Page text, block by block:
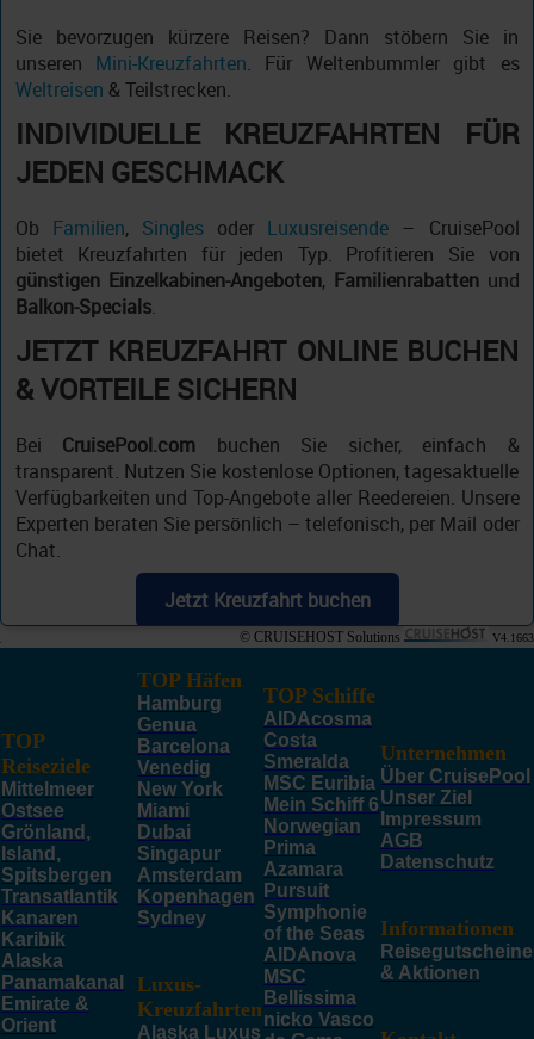
Sie bevorzugen kürzere Reisen? Dann stöbern Sie in
unseren Mini-Kreuzfahrten. Für Weltenbummler gibt es
Weltreisen & Teilstrecken.
INDIVIDUELLE KREUZFAHRTEN FÜR
JEDEN GESCHMACK
Ob Familien, Singlesoder Luxusreisende – CruisePool
bietet Kreuzfahrten für jeden Typ. Profitieren Sie von
günstigen Einzelkabinen-Angeboten, Familienrabattenund
Balkon-Specials.
JETZT KREUZFAHRT ONLINE BUCHEN
& VORTEILE SICHERN
Bei CruisePool.com buchen Sie sicher, einfach &
transparent. Nutzen Sie kostenlose Optionen, tagesaktuelle
Verfügbarkeiten und Top-Angebote aller Reedereien. Unsere
Experten beraten Sie persönlich – telefonisch, per Mail oder
Chat.
Jetzt Kreuzfahrt buchen
© CRUISEHOST Solutions V4.1663
TOP
Reiseziele
Mittelmeer
Ostsee
Grönland,
Island,
Spitsbergen
Transatlantik
Kanaren
Karibik
Alaska
Panamakanal
Emirate &
Orient
TOP Häfen
Hamburg
Genua
Barcelona
Venedig
New York
Miami
Dubai
Singapur
Amsterdam
Kopenhagen
Sydney
Luxus-
Kreuzfahrten
Alaska Luxus
TOP Schiffe
AIDAcosma
Costa
Smeralda
MSC Euribia
Mein Schiff 6
Norwegian
Prima
Azamara
Pursuit
Symphonie
of the Seas
AIDAnova
MSC
Bellissima
nicko Vasco
Unternehmen
Über CruisePool
Unser Ziel
Impressum
AGB
Datenschutz
Informationen
Reisegutscheine
& Aktionen